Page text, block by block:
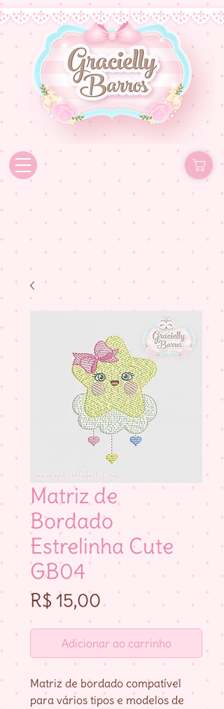
Matriz de
Bordado
Estrelinha Cute
GB04
R$ 15,00Preço
Adicionar ao carrinho
Matriz de bordado compatível
para vários tipos e modelos de